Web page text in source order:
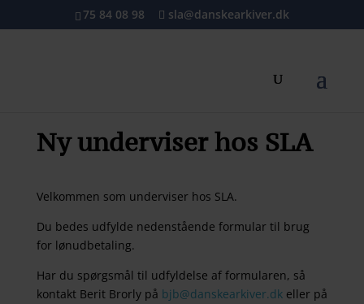
75 84 08 98 sla@danskearkiver.dk
Ny underviser hos SLA
Velkommen som underviser hos SLA.
Du bedes udfylde nedenstående formular til brug
for lønudbetaling.
Har du spørgsmål til udfyldelse af formularen, så
kontakt Berit Brorly på bjb@danskearkiver.dkeller på